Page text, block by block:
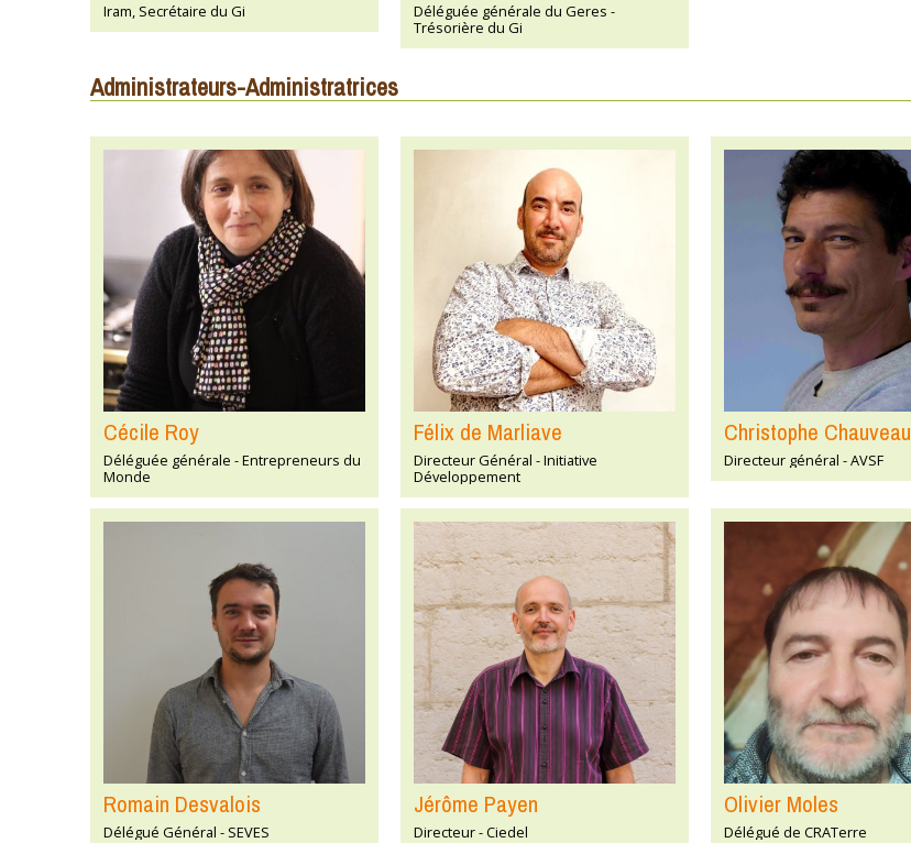
Iram, Secrétaire du Gi
Déléguée générale du Geres -
Trésorière du Gi
Administrateurs-Administratrices
Cécile Roy
Déléguée générale - Entrepreneurs du
Monde
Félix de Marliave
Directeur Général - Initiative
Développement
Christophe Chauveau
Directeur général - AVSF
Romain Desvalois
Délégué Général - SEVES
Jérôme Payen
Directeur - Ciedel
Olivier Moles
Délégué de CRATerre